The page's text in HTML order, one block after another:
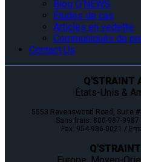
Blog Q’NEWS
Études de cas
Articles en vedette
Communiqués de
Contact Us
Q'STRAINT
États-Unis &
5553 Ravenswood Road, Suite
Sans frais: 800-987-
Fax: 954-986-0021 /